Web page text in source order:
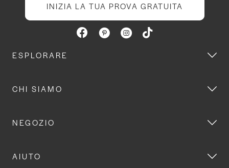
INIZIA LA TUA PROVA GRATUITA
ESPLORARE
CHI SIAMO
NEGOZIO
AIUTO